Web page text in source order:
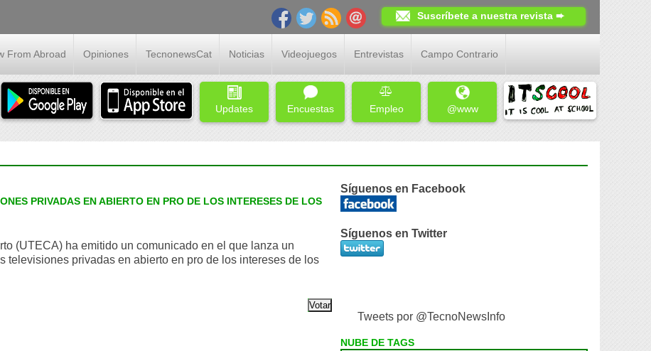
Suscríbete a nuestra revista ➨
From Abroad Opiniones TecnonewsCat Noticias Videojuegos Entrevistas Campo Contrario
Updates Encuestas Empleo @www
PRIVADAS EN ABIERTO EN PRO DE LOS INTERESES DE LOS
(UTECA) ha emitido un comunicado en el que lanza un
televisiones privadas en abierto en pro de los intereses de los
Síguenos en Facebook
Síguenos en Twitter
Tweets por @TecnoNewsInfo
NUBE DE TAGS